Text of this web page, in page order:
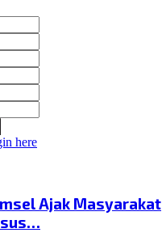
here
Ajak Masyarakat